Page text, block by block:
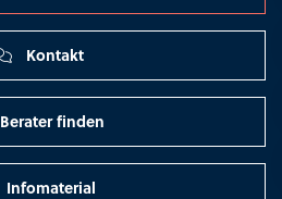
Kontakt
Berater finden
Infomaterial